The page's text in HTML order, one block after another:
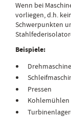
Wenn bei
vorliegen, d.h.
Schwerpunkten
Beispiele:
Pressen
Kohlemühlen